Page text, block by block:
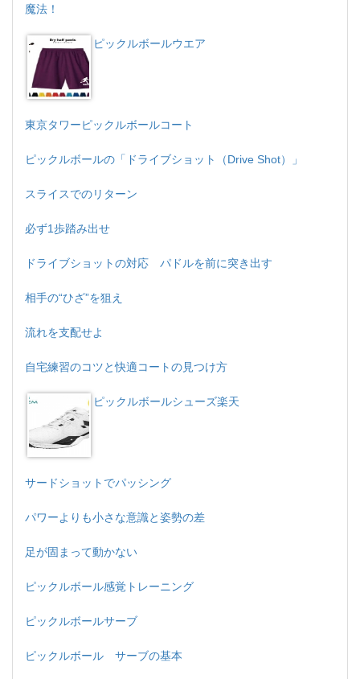
魔法！
ピックルボールウエア
東京タワーピックルボールコート
ピックルボールの「ドライブショット（Drive Shot）」
スライスでのリターン
必ず1歩踏み出せ
ドライブショットの対応 パドルを前に突き出す
相手の“ひざ”を狙え
流れを支配せよ
自宅練習のコツと快適コートの見つけ方
ピックルボールシューズ楽天
サードショットでパッシング
パワーよりも小さな意識と姿勢の差
足が固まって動かない
ピックルボール感覚トレーニング
ピックルボールサーブ
ピックルボール サーブの基本